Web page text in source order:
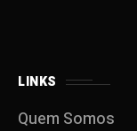
LINKS
Quem Somos